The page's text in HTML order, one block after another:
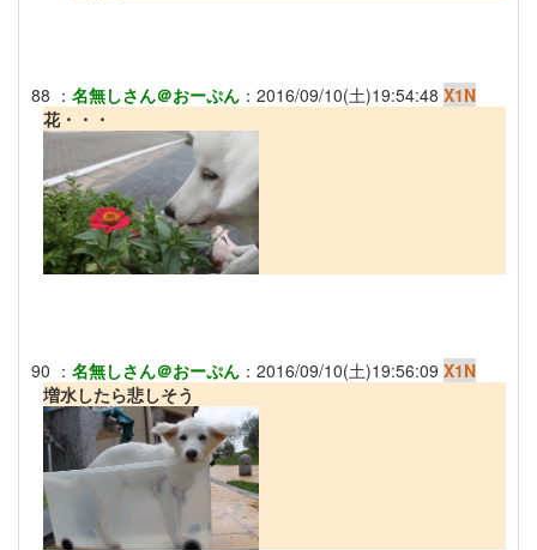
88 ： 名無しさん＠おーぷん ： 2016/09/10(土)19:54:48 X1N
花・・・
90 ： 名無しさん＠おーぷん ： 2016/09/10(土)19:56:09 X1N
増水したら悲しそう